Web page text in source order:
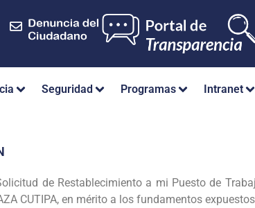
Seguridad Programas Intranet
de Restablecimiento a mi Puesto de
CUTIPA, en mérito a los fundamentos